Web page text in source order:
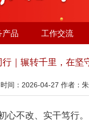
产品 工作交流
｜辗转千里，在坚
时间：2026-04-27 作者：
不改、实干笃行。